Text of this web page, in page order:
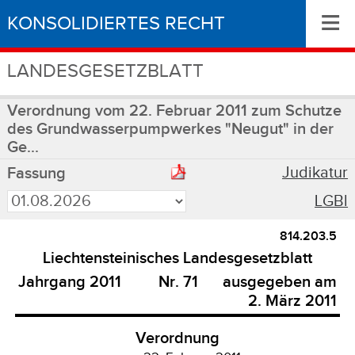
KONSOLIDIERTES RECHT
LANDESGESETZBLATT
≡
Verordnung vom 22. Februar 2011 zum Schutze
des Grundwasserpumpwerkes "Neugut" in der
Ge...
Fassung
Judikatur
LGBl